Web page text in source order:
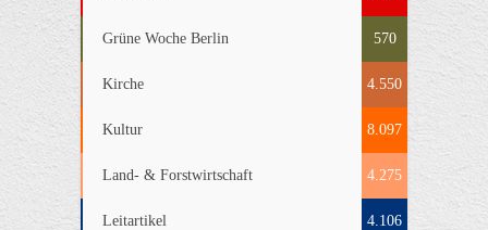
Grüne Woche Berlin 570
Kirche 4.550
Kultur 8.097
Land- & Forstwirtschaft 4.275
Leitartikel 4.106